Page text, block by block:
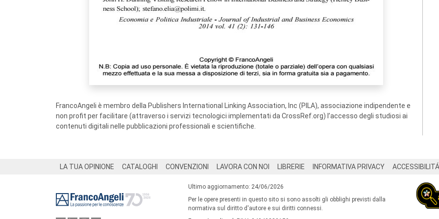
FrancoAngeli è membro della Publishers International Linking Association, Inc (PILA), associazione indipendente e
non profit per facilitare (attraverso i servizi tecnologici implementati da CrossRef.org) l’accesso degli studiosi ai
contenuti digitali nelle pubblicazioni professionali e scientifiche.
LA TUA OPINIONE CATALOGHI CONVENZIONI LAVORA CON NOI LIBRERIE INFORMATIVA PRIVACY ACCESSIBILITÁ
Ultimo aggiornamento: 24/06/2026
Per le opere presenti in questo sito si sono assolti gli obblighi previsti dalla
normativa sul diritto d'autore e sui diritti connessi.